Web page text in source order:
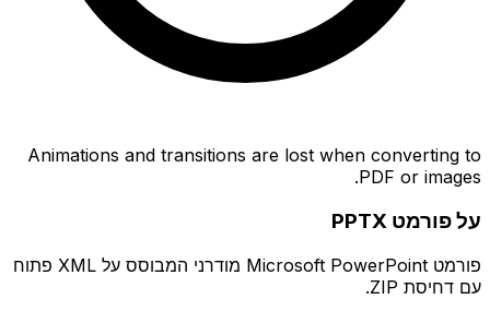
Animations and transitions are lost when converting to
PDF or images.
על פורמט PPTX
פורמט Microsoft PowerPoint מודרני המבוסס על XML פתוח
עם דחיסת ZIP.